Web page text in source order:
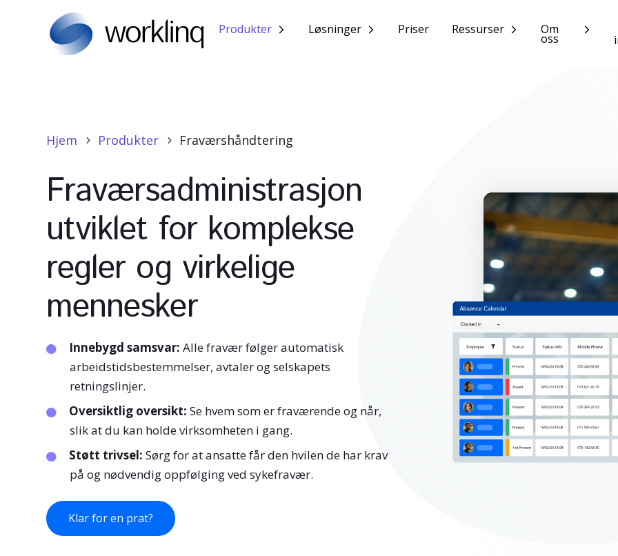
Produkter Løsninger Priser Ressurser Om
oss
Hjem 5 Produkter 5 Fraværshåndtering
Fraværsadministrasjon
utviklet for komplekse
regler og virkelige
mennesker
Innebygd samsvar:Alle fravær følger automatisk
arbeidstidsbestemmelser, avtaler og selskapets
retningslinjer.
Oversiktlig oversikt:Se hvem som er fraværende og når,
slik at du kan holde virksomheten i gang.
Støtt trivsel:Sørg for at ansatte får den hvilen de har krav
på og nødvendig oppfølging ved sykefravær.
Klar for en prat?